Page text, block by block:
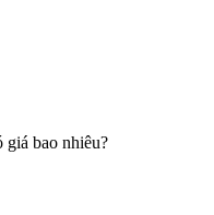
bao nhiêu?